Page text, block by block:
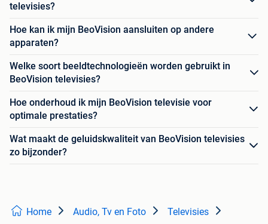
televisies?
Hoe kan ik mijn BeoVision aansluiten op andere
apparaten?
Welke soort beeldtechnologieën worden gebruikt in
BeoVision televisies?
Hoe onderhoud ik mijn BeoVision televisie voor
optimale prestaties?
Wat maakt de geluidskwaliteit van BeoVision televisies
zo bijzonder?
Home Audio, Tv en Foto Televisies